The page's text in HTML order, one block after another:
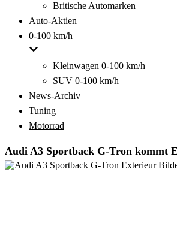
Britische Automarken
Auto-Aktien
0-100 km/h
Kleinwagen 0-100 km/h
SUV 0-100 km/h
News-Archiv
Tuning
Motorrad
Audi A3 Sportback G-Tron kommt